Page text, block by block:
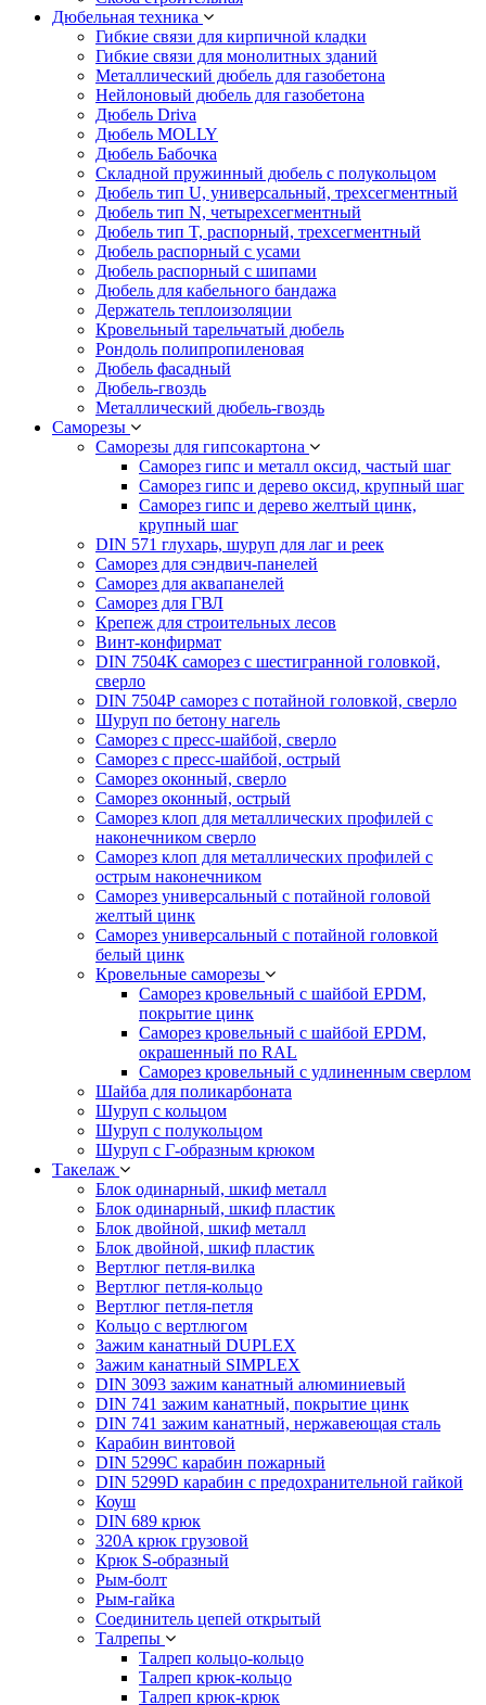
Дюбельная техника
Гибкие связи для кирпичной кладки
Гибкие связи для монолитных зданий
Металлический дюбель для газобетона
Нейлоновый дюбель для газобетона
Дюбель Driva
Дюбель MOLLY
Дюбель Бабочка
Складной пружинный дюбель с полукольцом
Дюбель тип U, универсальный, трехсегментный
Дюбель тип N, четырехсегментный
Дюбель тип T, распорный, трехсегментный
Дюбель распорный с усами
Дюбель распорный с шипами
Дюбель для кабельного бандажа
Держатель теплоизоляции
Кровельный тарельчатый дюбель
Рондоль полипропиленовая
Дюбель фасадный
Дюбель-гвоздь
Металлический дюбель-гвоздь
Саморезы
Саморезы для гипсокартона
Саморез гипс и металл оксид, частый шаг
Саморез гипс и дерево оксид, крупный шаг
Саморез гипс и дерево желтый цинк,
крупный шаг
DIN 571 глухарь, шуруп для лаг и реек
Саморез для сэндвич-панелей
Саморез для аквапанелей
Саморез для ГВЛ
Крепеж для строительных лесов
Винт-конфирмат
DIN 7504К саморез с шестигранной головкой,
сверло
DIN 7504Р саморез с потайной головкой, сверло
Шуруп по бетону нагель
Саморез с пресс-шайбой, сверло
Саморез с пресс-шайбой, острый
Саморез оконный, сверло
Саморез оконный, острый
Саморез клоп для металлических профилей с
наконечником сверло
Саморез клоп для металлических профилей с
острым наконечником
Саморез универсальный с потайной головой
желтый цинк
Саморез универсальный с потайной головкой
белый цинк
Кровельные саморезы
Саморез кровельный с шайбой EPDM,
покрытие цинк
Саморез кровельный с шайбой EPDM,
окрашенный по RAL
Саморез кровельный с удлиненным сверлом
Шайба для поликарбоната
Шуруп с кольцом
Шуруп с полукольцом
Шуруп с Г-образным крюком
Такелаж
Блок одинарный, шкиф металл
Блок одинарный, шкиф пластик
Блок двойной, шкиф металл
Блок двойной, шкиф пластик
Вертлюг петля-вилка
Вертлюг петля-кольцо
Вертлюг петля-петля
Кольцо с вертлюгом
Зажим канатный DUPLEX
Зажим канатный SIMPLEX
DIN 3093 зажим канатный алюминиевый
DIN 741 зажим канатный, покрытие цинк
DIN 741 зажим канатный, нержавеющая сталь
Карабин винтовой
DIN 5299C карабин пожарный
DIN 5299D карабин с предохранительной гайкой
Коуш
DIN 689 крюк
320A крюк грузовой
Крюк S-образный
Рым-болт
Рым-гайка
Соединитель цепей открытый
Талрепы
Талреп кольцо-кольцо
Талреп крюк-кольцо
Талреп крюк-крюк